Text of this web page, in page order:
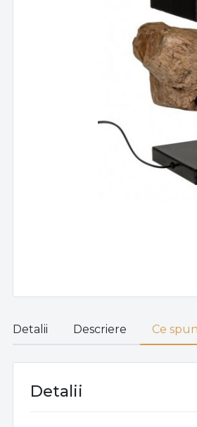
Detalii Descriere Ce
Detalii